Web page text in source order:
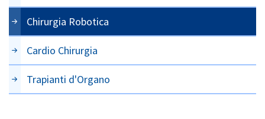
Chirurgia Robotica
Cardio Chirurgia
Trapianti d'Organo